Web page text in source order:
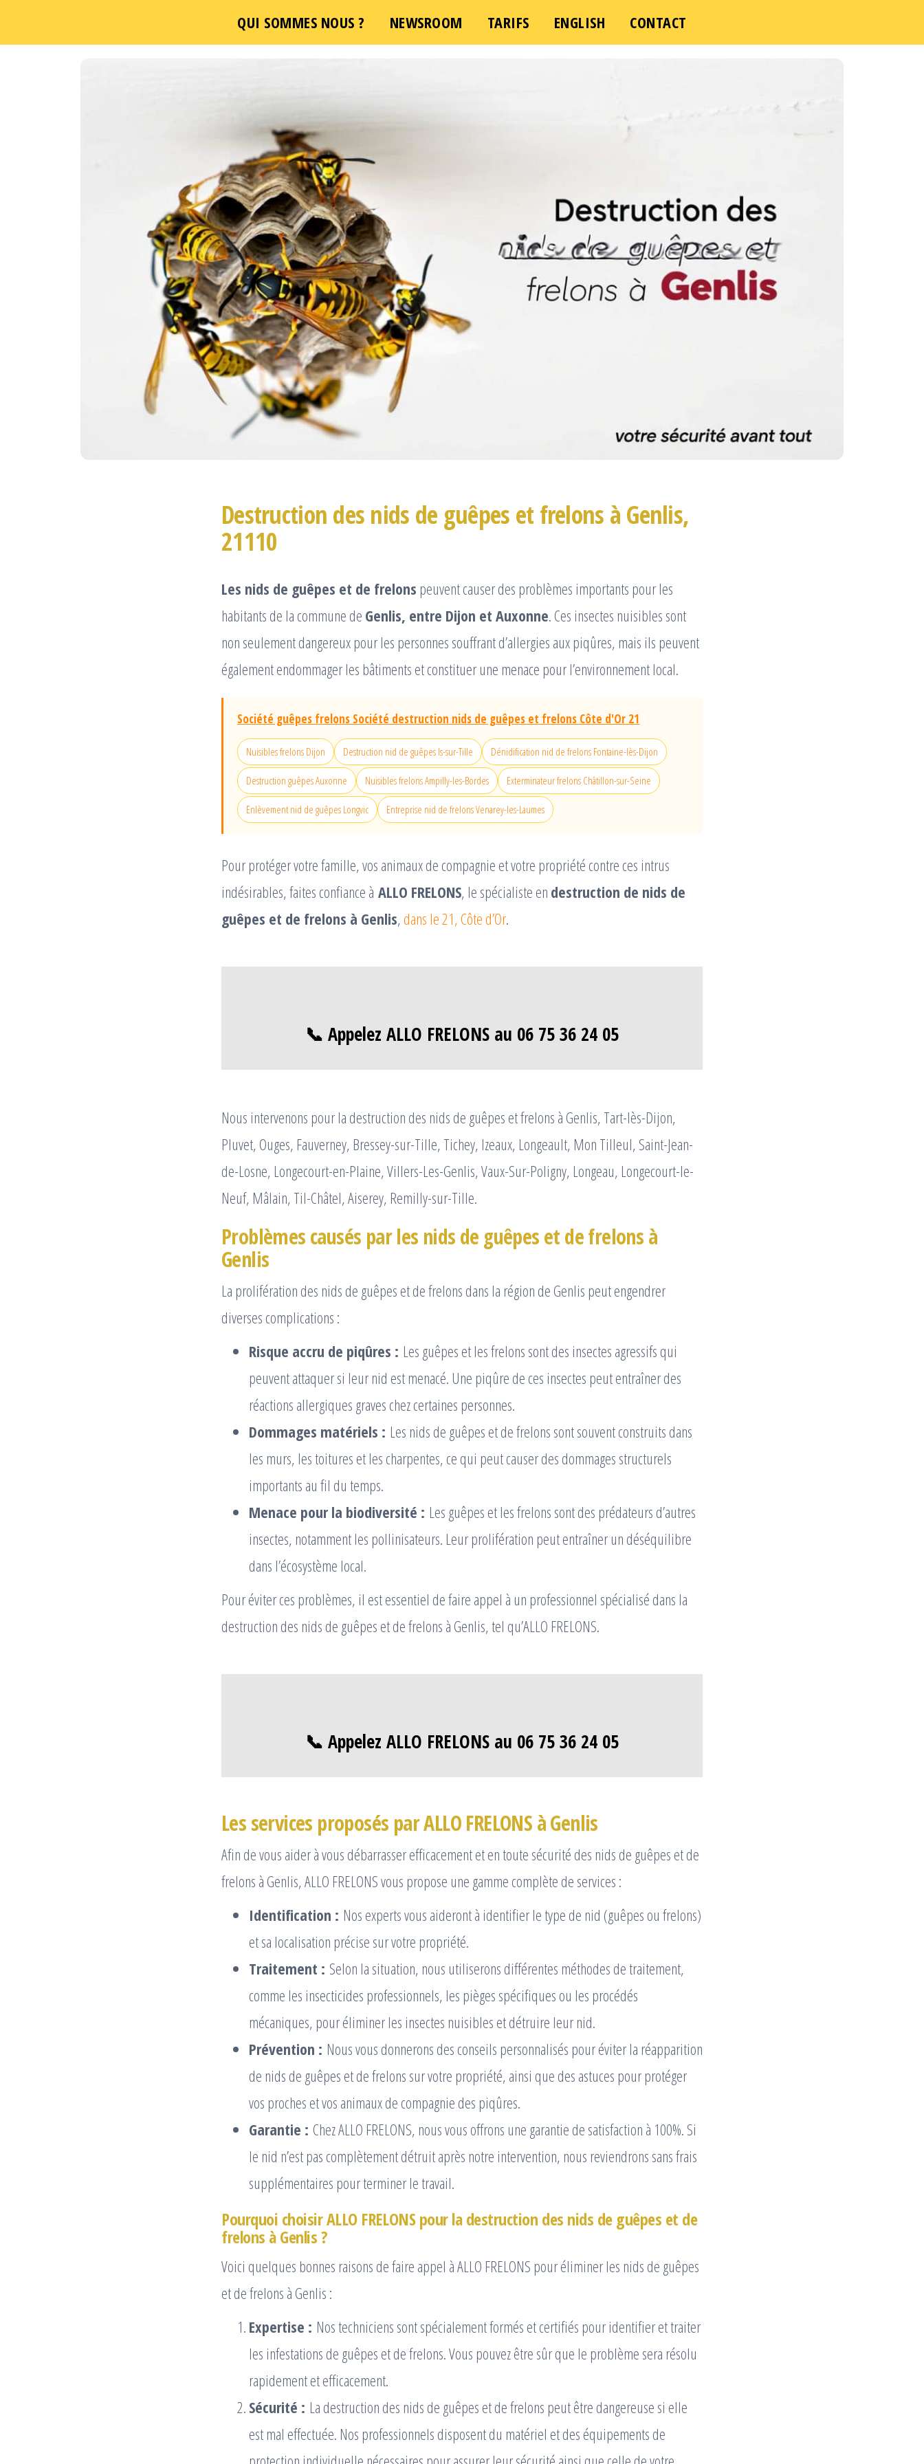
QUI SOMMES NOUS ? NEWSROOM TARIFS ENGLISH
CONTACT
Passer
Destruction des nids de guêpes et frelons à Genlis,
21110
Les nids de guêpes et de frelons peuvent causer des problèmes importants pour les
habitants de la commune de Genlis, entre Dijon et Auxonne. Ces insectes nuisibles sont
non seulement dangereux pour les personnes souffrant d’allergies aux piqûres, mais ils peuvent
également endommager les bâtiments et constituer une menace pour l’environnement local.
Société guêpes frelons Société destruction nids de guêpes et frelons Côte d'Or 21
Nuisibles frelons Dijon Destruction nid de guêpes Is-sur-Tille Dénidification nid de frelons Fontaine-lès-Dijon
Destruction guêpes Auxonne Nuisibles frelons Ampilly-les-Bordes Exterminateur frelons Châtillon-sur-Seine
Enlèvement nid de guêpes Longvic Entreprise nid de frelons Venarey-les-Laumes
Pour protéger votre famille, vos animaux de compagnie et votre propriété contre ces intrus
indésirables, faites confiance à ALLO FRELONS, le spécialiste en destruction de nids de
guêpes et de frelons à Genlis,dans le 21, Côte d’Or.
📞 Appelez ALLO FRELONS au 06 75 36 24 05
Nous intervenons pour la destruction des nids de guêpes et frelons à Genlis, Tart-lès-Dijon,
Pluvet, Ouges, Fauverney, Bressey-sur-Tille, Tichey, Izeaux, Longeault, Mon Tilleul, Saint-Jean-
de-Losne, Longecourt-en-Plaine, Villers-Les-Genlis, Vaux-Sur-Poligny, Longeau, Longecourt-le-
Neuf, Mâlain, Til-Châtel, Aiserey, Remilly-sur-Tille.
Problèmes causés par les nids de guêpes et de frelons à
Genlis
La prolifération des nids de guêpes et de frelons dans la région de Genlis peut engendrer
diverses complications :
Risque accru de piqûres : Les guêpes et les frelons sont des insectes agressifs qui
peuvent attaquer si leur nid est menacé. Une piqûre de ces insectes peut entraîner des
réactions allergiques graves chez certaines personnes.
Dommages matériels : Les nids de guêpes et de frelons sont souvent construits dans
les murs, les toitures et les charpentes, ce qui peut causer des dommages structurels
importants au fil du temps.
Menace pour la biodiversité : Les guêpes et les frelons sont des prédateurs d’autres
insectes, notamment les pollinisateurs. Leur prolifération peut entraîner un déséquilibre
dans l’écosystème local.
Pour éviter ces problèmes, il est essentiel de faire appel à un professionnel spécialisé dans la
destruction des nids de guêpes et de frelons à Genlis, tel qu’ALLO FRELONS.
📞 Appelez ALLO FRELONS au 06 75 36 24 05
Les services proposés par ALLO FRELONS à Genlis
Afin de vous aider à vous débarrasser efficacement et en toute sécurité des nids de guêpes et de
frelons à Genlis, ALLO FRELONS vous propose une gamme complète de services :
Identification : Nos experts vous aideront à identifier le type de nid (guêpes ou frelons)
et sa localisation précise sur votre propriété.
Traitement : Selon la situation, nous utiliserons différentes méthodes de traitement,
comme les insecticides professionnels, les pièges spécifiques ou les procédés
mécaniques, pour éliminer les insectes nuisibles et détruire leur nid.
Prévention : Nous vous donnerons des conseils personnalisés pour éviter la réapparition
de nids de guêpes et de frelons sur votre propriété, ainsi que des astuces pour protéger
vos proches et vos animaux de compagnie des piqûres.
Garantie : Chez ALLO FRELONS, nous vous offrons une garantie de satisfaction à 100%. Si
le nid n’est pas complètement détruit après notre intervention, nous reviendrons sans frais
supplémentaires pour terminer le travail.
Pourquoi choisir ALLO FRELONS pour la destruction des nids de guêpes et de
frelons à Genlis ?
Voici quelques bonnes raisons de faire appel à ALLO FRELONS pour éliminer les nids de guêpes
et de frelons à Genlis :
Expertise : Nos techniciens sont spécialement formés et certifiés pour identifier et traiter
les infestations de guêpes et de frelons. Vous pouvez être sûr que le problème sera résolu
rapidement et efficacement.
Sécurité : La destruction des nids de guêpes et de frelons peut être dangereuse si elle
est mal effectuée. Nos professionnels disposent du matériel et des équipements de